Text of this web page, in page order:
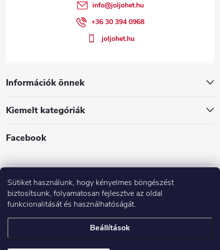
Sütiket használunk, hogy kényelmes böngészést
biztosítsunk, folyamatosan fejlesztve az oldal
funkcionalitását és használhatóságát.
Beállítások
Információk önnek
Kiemelt kategóriák
Facebook
info@joljohet.hu
+36 30 394 0968
joljohet.hu
Árak és paraméterek összehasonlítása az Árukeresőn